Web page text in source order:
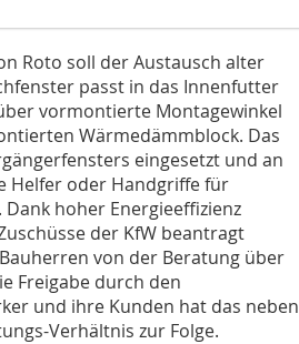
Roto soll der Austausch alter
passt in das Innenfutter
vormontierte Montagewinkel
Wärmedämmblock. Das
eingesetzt und an
Helfer oder Handgriffe für
hoher Energieeffizienz
der KfW beantragt
von der Beratung über
Freigabe durch den
und ihre Kunden hat das neben
Verhältnis zur Folge.